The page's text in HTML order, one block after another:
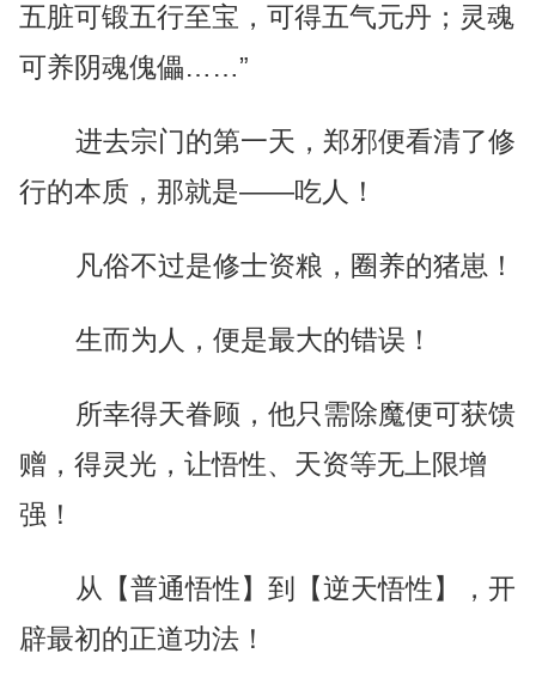
五脏可锻五行至宝，可得五气元丹；灵魂
可养阴魂傀儡……”
进去宗门的第一天，郑邪便看清了修
行的本质，那就是——吃人！
凡俗不过是修士资粮，圈养的猪崽！
生而为人，便是最大的错误！
所幸得天眷顾，他只需除魔便可获馈
赠，得灵光，让悟性、天资等无上限增
强！
从【普通悟性】到【逆天悟性】，开
辟最初的正道功法！